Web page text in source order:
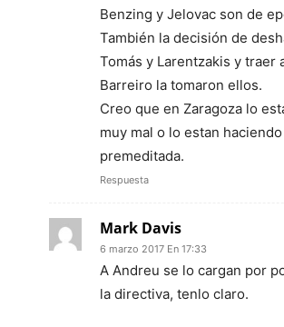
Benzing y Jelovac son de
También la decisión de
Tomás y Larentzakis y traer
Barreiro la tomaron ellos.
Creo que en Zaragoza lo
muy mal o lo estan
premeditada.
Respuesta
Mark Davis
6 marzo 2017 En 17:33
A Andreu se lo cargan por
la directiva, tenlo claro.